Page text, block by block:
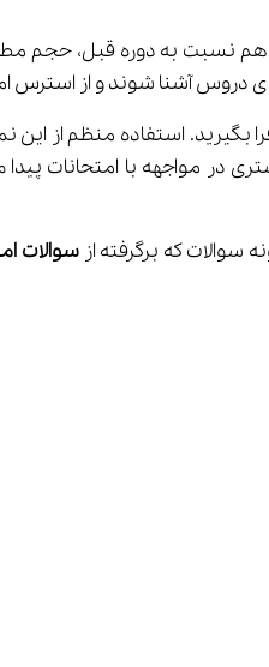
تازه وارد مقطع متوسطه دوم شده‌اند، یک گام مهم به حساب می‌آید.
و تکرار بهتر فرا بگیرید. استفاده
سوالات که برگرفته از سوالات